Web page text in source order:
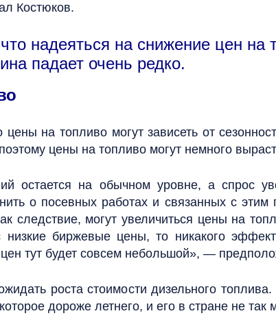
Костюков.
надеяться на снижение цен на
падает очень редко.
на топливо могут зависеть от
цены на топливо могут немного
остается на обычном уровне, а спрос
о посевных работах и связанных с
следствие, могут увеличиться цены на
биржевые цены, то никакого
тут будет совсем небольшой», —
роста стоимости дизельного
дороже летнего, и его в стране не так